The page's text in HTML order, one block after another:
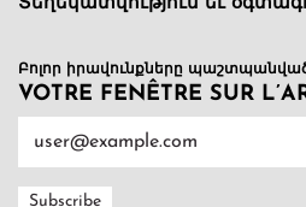
Տեղեկատվություն եւ
Բոլոր իրավունքները պաշտպանված
VOTRE FENÊTRE SUR